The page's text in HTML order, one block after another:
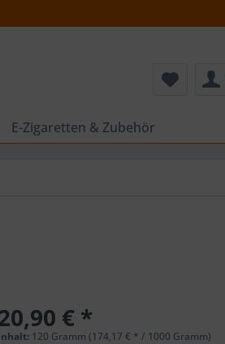
E-Zigaretten & Zubehör
€ *
120 Gramm (174,17 € * / 1000 Gramm)